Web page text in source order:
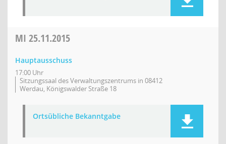
MI 25.11.2015
Hauptausschuss
17:00 Uhr
Sitzungssaal des Verwaltungszentrums in 08412
Werdau, Königswalder Straße 18
Ortsübliche Bekanntgabe